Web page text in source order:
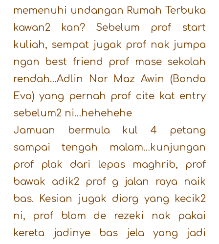
memenuhi undangan Rumah Terbuka
kawan2 kan? Sebelum prof start
kuliah, sempat jugak prof nak jumpa
ngan best friend prof mase sekolah
rendah…Adlin Nor Maz Awin (Bonda
Eva) yang pernah prof cite kat entry
sebelum2 ni…hehehehe
Jamuan bermula kul 4 petang
sampai tengah malam…kunjungan
prof plak dari lepas maghrib, prof
bawak adik2 prof g jalan raya naik
bas. Kesian jugak diorg yang kecik2
ni, prof blom de rezeki nak pakai
kereta jadinye bas jela yang jadi